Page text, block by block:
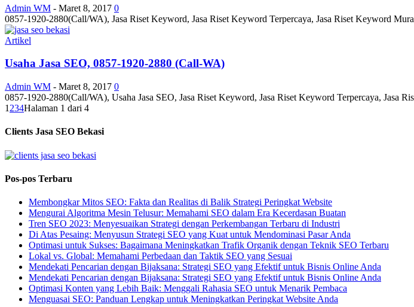
Admin WM - Maret 8, 2017 0
0857-1920-2880(Call/WA), Jasa Riset Keyword, Jasa Riset Keyword Terpercaya, Jasa Riset Keyword
Artikel
Usaha Jasa SEO, 0857-1920-2880 (Call-WA)
Admin WM - Maret 8, 2017 0
0857-1920-2880(Call/WA), Usaha Jasa SEO, Jasa Riset Keyword, Jasa Riset Keyword Terpercaya, Jasa
1 234Halaman 1 dari 4
Clients Jasa SEO Bekasi
Pos-pos Terbaru
Membongkar Mitos SEO: Fakta dan Realitas di Balik Strategi Peringkat Website
Mengurai Algoritma Mesin Telusur: Memahami SEO dalam Era Kecerdasan Buatan
Tren SEO 2023: Menyesuaikan Strategi dengan Perkembangan Terbaru di Industri
Di Atas Pesaing: Menyusun Strategi SEO yang Kuat untuk Mendominasi Pasar Anda
Optimasi untuk Sukses: Bagaimana Meningkatkan Trafik Organik dengan Teknik SEO Terbaru
Lokal vs. Global: Memahami Perbedaan dan Taktik SEO yang Sesuai
Mendekati Pencarian dengan Bijaksana: Strategi SEO yang Efektif untuk Bisnis Online Anda
Mendekati Pencarian dengan Bijaksana: Strategi SEO yang Efektif untuk Bisnis Online Anda
Optimasi Konten yang Lebih Baik: Menggali Rahasia SEO untuk Menarik Pembaca
Menguasai SEO: Panduan Lengkap untuk Meningkatkan Peringkat Website Anda